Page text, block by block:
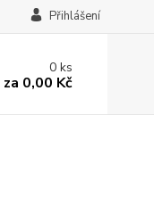
Přihlášení
0ks
za 0,00 Kč